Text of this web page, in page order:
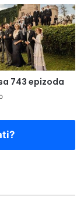
743 epizoda